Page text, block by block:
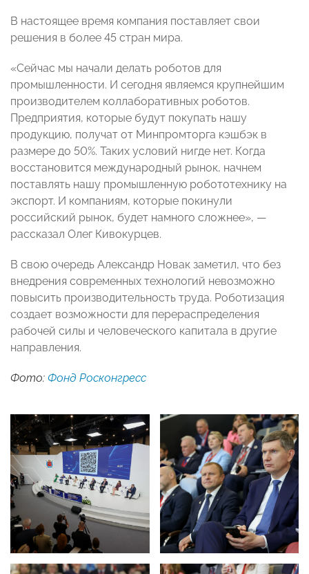
В настоящее время компания поставляет свои
решения в более 45 стран мира.
«Сейчас мы начали делать роботов для
промышленности. И сегодня являемся крупнейшим
производителем коллаборативных роботов.
Предприятия, которые будут покупать нашу
продукцию, получат от Минпромторга кэшбэк в
размере до 50%. Таких условий нигде нет. Когда
восстановится международный рынок, начнем
поставлять нашу промышленную робототехнику на
экспорт. И компаниям, которые покинули
российский рынок, будет намного сложнее», —
рассказал Олег Кивокурцев.
В свою очередь Александр Новак заметил, что без
внедрения современных технологий невозможно
повысить производительность труда. Роботизация
создает возможности для перераспределения
рабочей силы и человеческого капитала в другие
направления.
Фото: Фонд Росконгресс